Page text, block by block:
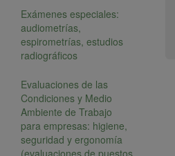
Exámenes especiales:
audiometrías,
espirometrías, estudios
radiográficos
Evaluaciones de las
Condiciones y Medio
Ambiente de Trabajo
para empresas: higiene,
seguridad y ergonomía